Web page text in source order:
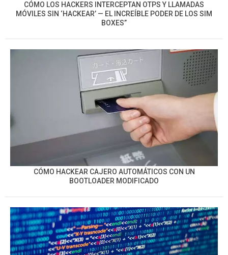
CÓMO LOS HACKERS INTERCEPTAN OTPS Y LLAMADAS
MÓVILES SIN ‘HACKEAR’ — EL INCREÍBLE PODER DE LOS SIM
BOXES”
CÓMO HACKEAR CAJERO AUTOMÁTICOS CON UN
BOOTLOADER MODIFICADO